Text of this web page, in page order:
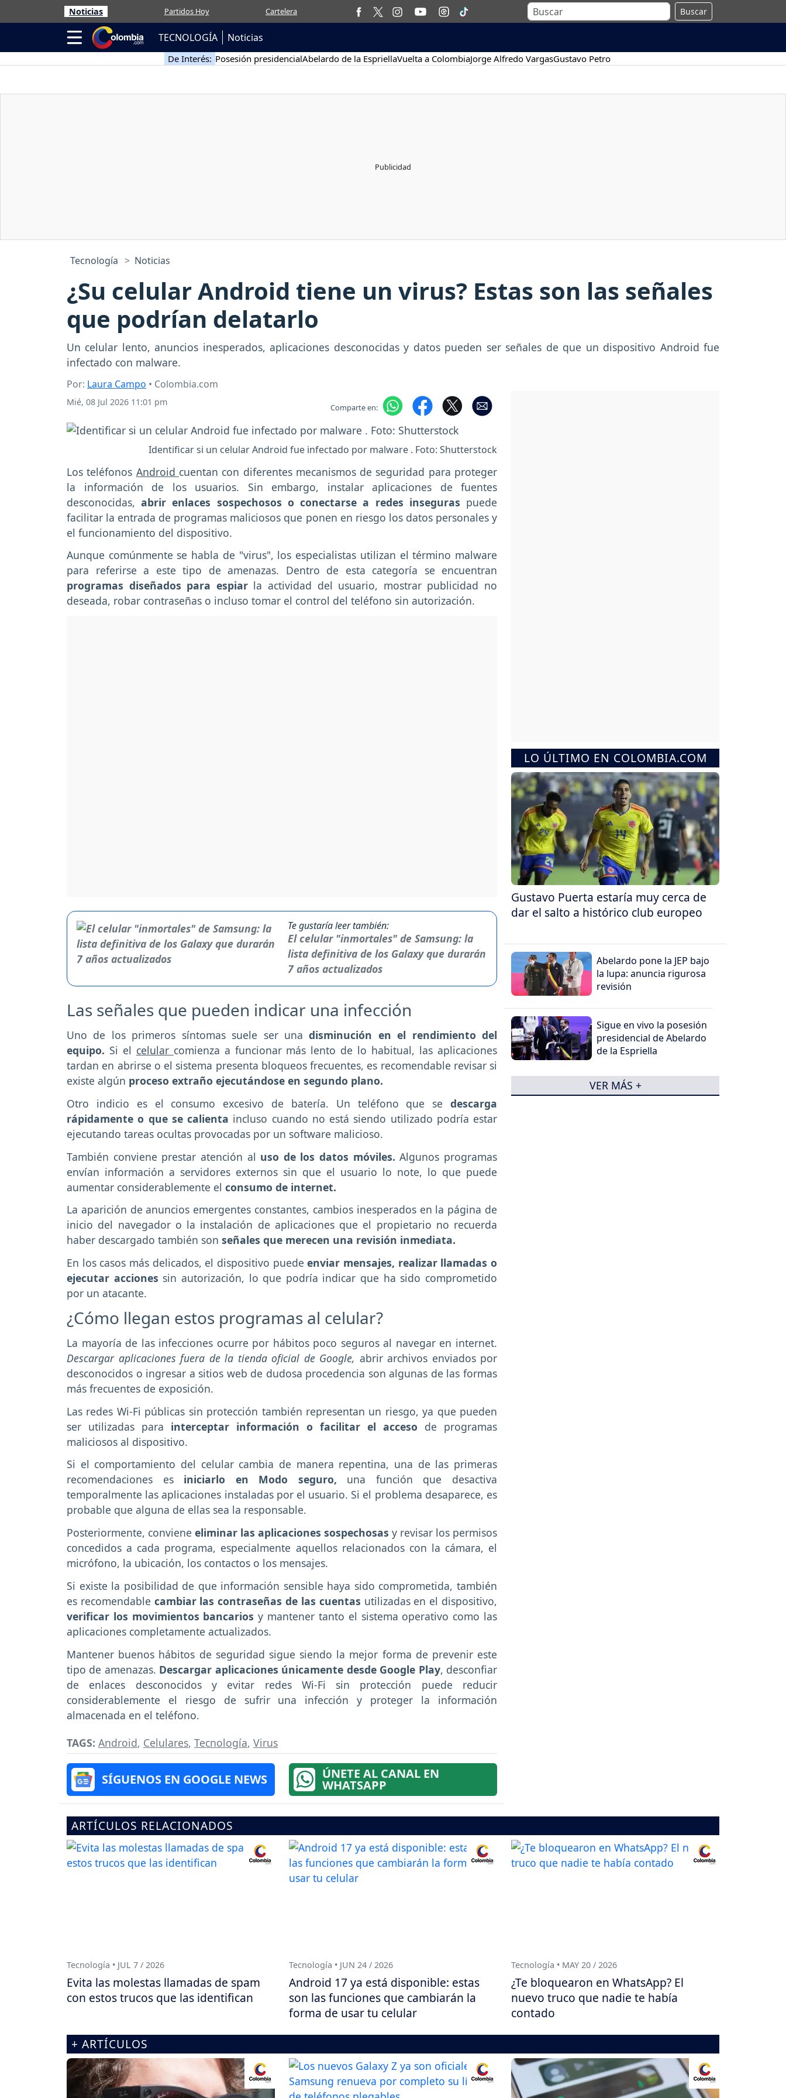
Noticias Partidos Hoy Cartelera Buscar
TECNOLOGÍA Noticias
De Interés: Posesión presidencialAbelardo de la EspriellaVuelta a ColombiaJorge Alfredo VargasGustavo Petro
Tecnología Noticias
¿Su celular Android tiene un virus? Estas son las señales
que podrían delatarlo
Un celular lento, anuncios inesperados, aplicaciones desconocidas y datos pueden ser señales de que un dispositivo Android fue
infectado con malware.
Por: Laura Campo • Colombia.com
Mié, 08 Jul 2026 11:01 pm Comparte en:
Identificar si un celular Android fue infectado por malware . Foto: Shutterstock
Los teléfonos Android cuentan con diferentes mecanismos de seguridad para proteger
la información de los usuarios. Sin embargo, instalar aplicaciones de fuentes
desconocidas,abrir enlaces sospechosos o conectarse a redes inseguras puede
facilitar la entrada de programas maliciosos que ponen en riesgo los datos personales y
el funcionamiento del dispositivo.
Aunque comúnmente se habla de "virus", los especialistas utilizan el término malware
para referirse a este tipo de amenazas. Dentro de esta categoría se encuentran
programas diseñados para espiarla actividad del usuario, mostrar publicidad no
deseada, robar contraseñas o incluso tomar el control del teléfono sin autorización.
Te gustaría leer también:
El celular "inmortales" de Samsung: la
lista definitiva de los Galaxy que durarán
7 años actualizados
Las señales que pueden indicar una infección
Uno de los primeros síntomas suele ser unadisminución en el rendimiento del
equipo. Si el celular comienza a funcionar más lento de lo habitual, las aplicaciones
tardan en abrirse o el sistema presenta bloqueos frecuentes, es recomendable revisar si
existe algún proceso extraño ejecutándose en segundo plano.
Otro indicio es el consumo excesivo de batería. Un teléfono que se descarga
rápidamente o que se calienta incluso cuando no está siendo utilizado podría estar
ejecutando tareas ocultas provocadas por un software malicioso.
También conviene prestar atención al uso de los datos móviles. Algunos programas
envían información a servidores externos sin que el usuario lo note, lo que puede
aumentar considerablemente el consumo de internet.
La aparición de anuncios emergentes constantes, cambios inesperados en la página de
inicio del navegador o la instalación de aplicaciones que el propietario no recuerda
haber descargado también son señales que merecen una revisión inmediata.
En los casos más delicados, el dispositivo puede enviar mensajes, realizar llamadas o
ejecutar acciones sin autorización, lo que podría indicar que ha sido comprometido
por un atacante.
¿Cómo llegan estos programas al celular?
La mayoría de las infecciones ocurre por hábitos poco seguros al navegar en internet.
Descargar aplicaciones fuera de la tienda oficial de Google, abrir archivos enviados por
desconocidos o ingresar a sitios web de dudosa procedencia son algunas de las formas
más frecuentes de exposición.
Las redes Wi-Fi públicas sin protección también representan un riesgo, ya que pueden
ser utilizadas para interceptar información o facilitar el acceso de programas
maliciosos al dispositivo.
Si el comportamiento del celular cambia de manera repentina, una de las primeras
recomendaciones es iniciarlo en Modo seguro, una función que desactiva
temporalmente las aplicaciones instaladas por el usuario. Si el problema desaparece, es
probable que alguna de ellas sea la responsable.
Posteriormente, conviene eliminar las aplicaciones sospechosas y revisar los permisos
concedidos a cada programa, especialmente aquellos relacionados con la cámara, el
micrófono, la ubicación, los contactos o los mensajes.
Si existe la posibilidad de que información sensible haya sido comprometida, también
es recomendable cambiar las contraseñas de las cuentas utilizadas en el dispositivo,
verificar los movimientos bancarios y mantener tanto el sistema operativo como las
aplicaciones completamente actualizados.
Mantener buenos hábitos de seguridad sigue siendo la mejor forma de prevenir este
tipo de amenazas. Descargar aplicaciones únicamente desde Google Play, desconfiar
de enlaces desconocidos y evitar redes Wi-Fi sin protección puede reducir
considerablemente el riesgo de sufrir una infección y proteger la información
almacenada en el teléfono.
TAGS: Android, Celulares, Tecnología, Virus
SÍGUENOS EN GOOGLE NEWS ÚNETE AL CANAL EN
WHATSAPP
LO ÚLTIMO EN COLOMBIA.COM
Gustavo Puerta estaría muy cerca de
dar el salto a histórico club europeo
Abelardo pone la JEP bajo
la lupa: anuncia rigurosa
revisión
Sigue en vivo la posesión
presidencial de Abelardo
de la Espriella
VER MÁS +
ARTÍCULOS RELACIONADOS
Tecnología • JUL 7 / 2026
Evita las molestas llamadas de spam
con estos trucos que las identifican
Tecnología • JUN 24 / 2026
Android 17 ya está disponible: estas
son las funciones que cambiarán la
forma de usar tu celular
Tecnología • MAY 20 / 2026
¿Te bloquearon en WhatsApp? El
nuevo truco que nadie te había
contado
+ ARTÍCULOS